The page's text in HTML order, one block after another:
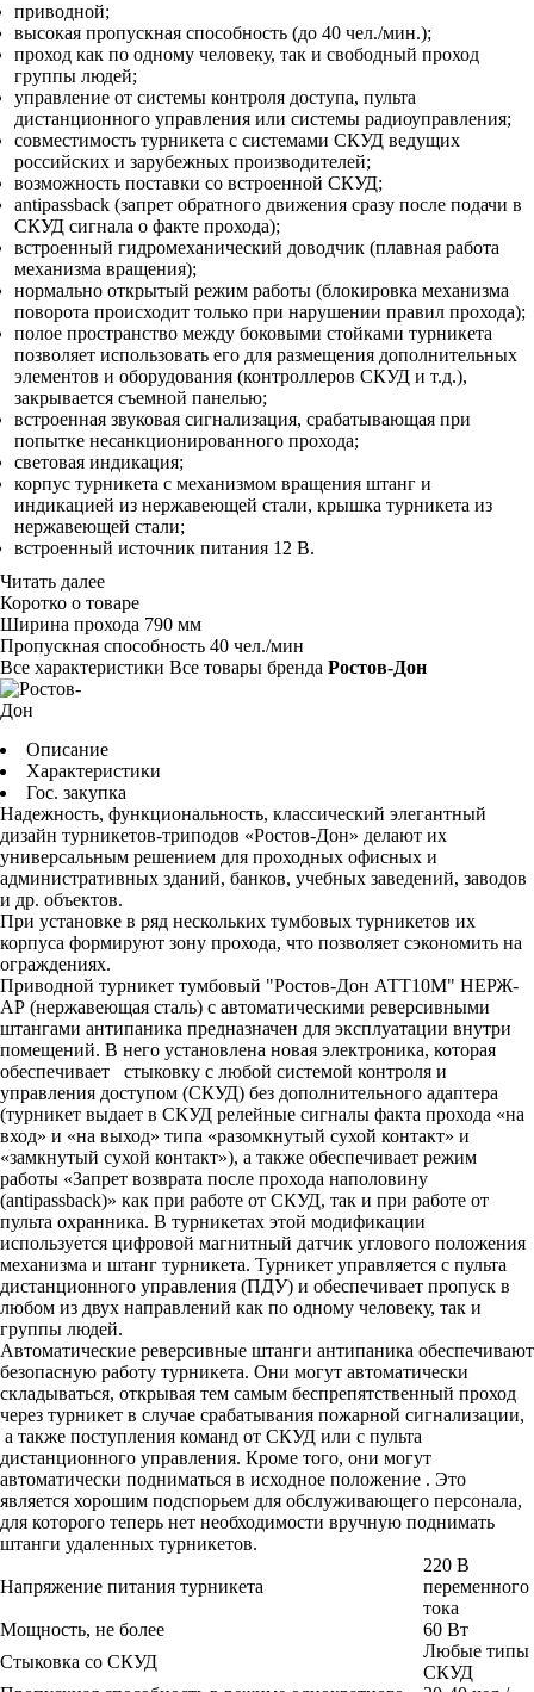
приводной;
высокая пропускная способность (до 40 чел./мин.);
проход как по одному человеку, так и свободный проход
группы людей;
управление от системы контроля доступа, пульта
дистанционного управления или системы радиоуправления;
совместимость турникета с системами СКУД ведущих
российских и зарубежных производителей;
возможность поставки со встроенной СКУД;
antipassback (запрет обратного движения сразу после подачи в
СКУД сигнала о факте прохода);
встроенный гидромеханический доводчик (плавная работа
механизма вращения);
нормально открытый режим работы (блокировка механизма
поворота происходит только при нарушении правил прохода);
полое пространство между боковыми стойками турникета
позволяет использовать его для размещения дополнительных
элементов и оборудования (контроллеров СКУД и т.д.),
закрывается съемной панелью;
встроенная звуковая сигнализация, срабатывающая при
попытке несанкционированного прохода;
световая индикация;
корпус турникета с механизмом вращения штанг и
индикацией из нержавеющей стали, крышка турникета из
нержавеющей стали;
встроенный источник питания 12 В.
Читать далее
Коротко о товаре
Ширина прохода 790 мм
Пропускная способность 40 чел./мин
Все характеристики Все товары бренда Ростов-Дон
Описание
Характеристики
Гос. закупка
Надежность, функциональность, классический элегантный
дизайн турникетов-триподов «Ростов-Дон» делают их
универсальным решением для проходных офисных и
административных зданий, банков, учебных заведений, заводов
и др. объектов.
При установке в ряд нескольких тумбовых турникетов их
корпуса формируют зону прохода, что позволяет сэкономить на
ограждениях.
Приводной турникет тумбовый "Ростов-Дон АТТ10М" НЕРЖ-
АР (нержавеющая сталь) с автоматическими реверсивными
штангами антипаника предназначен для эксплуатации внутри
помещений. В него установлена новая электроника, которая
обеспечивает стыковку с любой системой контроля и
управления доступом (СКУД) без дополнительного адаптера
(турникет выдает в СКУД релейные сигналы факта прохода «на
вход» и «на выход» типа «разомкнутый сухой контакт» и
«замкнутый сухой контакт»), а также обеспечивает режим
работы «Запрет возврата после прохода наполовину
(antipassback)» как при работе от СКУД, так и при работе от
пульта охранника. В турникетах этой модификации
используется цифровой магнитный датчик углового положения
механизма и штанг турникета. Турникет управляется с пульта
дистанционного управления (ПДУ) и обеспечивает пропуск в
любом из двух направлений как по одному человеку, так и
группы людей.
Автоматические реверсивные штанги антипаника обеспечивают
безопасную работу турникета. Они могут автоматически
складываться, открывая тем самым беспрепятственный проход
через турникет в случае срабатывания пожарной сигнализации,
а также поступления команд от СКУД или с пульта
дистанционного управления. Кроме того, они могут
автоматически подниматься в исходное положение . Это
является хорошим подспорьем для обслуживающего персонала,
для которого теперь нет необходимости вручную поднимать
штанги удаленных турникетов.
Напряжение питания турникета
220 В
переменного
тока
Мощность, не более
60 Вт
Стыковка со СКУД
Любые типы
СКУД